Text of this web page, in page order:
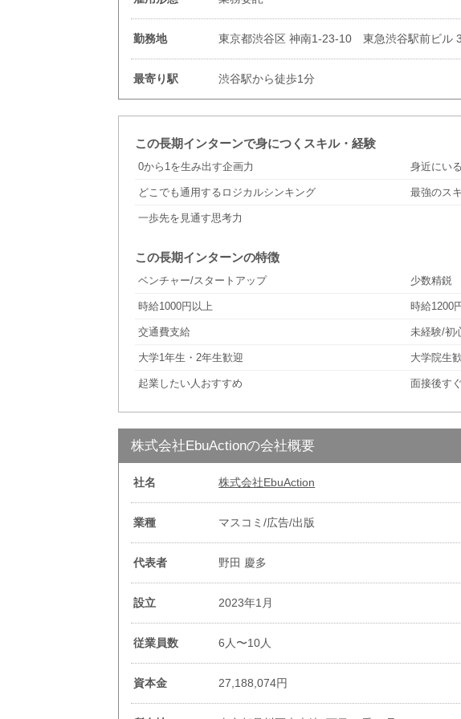
勤務地 東京都渋谷区 神南1-23-10 東急渋谷駅前ビル
最寄り駅 渋谷駅から徒歩1分
この長期インターンで身につくスキル・経験
0から1を生み出す企画力 身近にい
どこでも通用するロジカルシンキング 最強のス
一歩先を見通す思考力
この長期インターンの特徴
ベンチャー/スタートアップ 少数精鋭
時給1000円以上 時給1200
交通費支給 未経験/初
大学1年生・2年生歓迎 大学院生
起業したい人おすすめ 面接後す
株式会社EbuActionの会社概要
社名 株式会社EbuAction
業種 マスコミ/広告/出版
代表者 野田 慶多
設立 2023年1月
従業員数 6人〜10人
資本金 27,188,074円